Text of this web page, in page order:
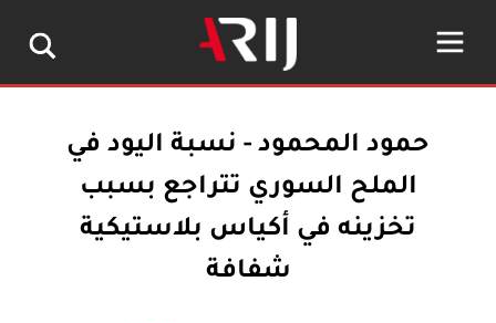
حمود المحمود - نسبة اليود في
الملح السوري تتراجع بسبب
تخزينه في أكياس بلاستيكية
شفافة